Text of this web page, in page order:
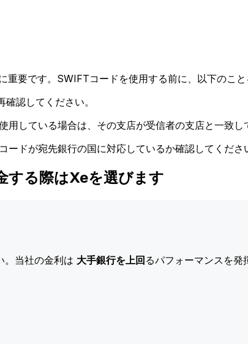
要です。SWIFTコードを使用する前に、以下のこ
認してください。
用している場合は、その支店が受信者の支店と一致し
ドが宛先銀行の国に対応しているか確認してくださ
する際はXeを選びます
。当社の金利は 大手銀行を上回るパフォーマンスを発